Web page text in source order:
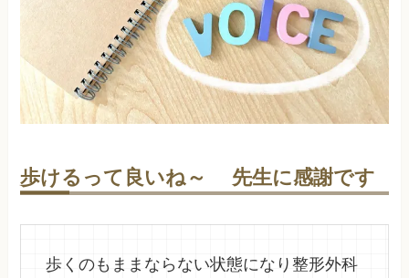
歩けるって良いね～ 先生に感謝です
歩くのもままならない状態になり整形外科